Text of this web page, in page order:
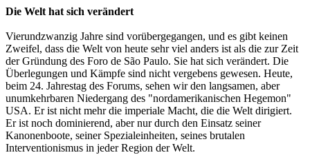
Die Welt hat sich verändert
Vierundzwanzig Jahre sind vorübergegangen, und es gibt keinen
Zweifel, dass die Welt von heute sehr viel anders ist als die zur Zeit
der Gründung des Foro de São Paulo. Sie hat sich verändert. Die
Überlegungen und Kämpfe sind nicht vergebens gewesen. Heute,
beim 24. Jahrestag des Forums, sehen wir den langsamen, aber
unumkehrbaren Niedergang des "nordamerikanischen Hegemon"
USA. Er ist nicht mehr die imperiale Macht, die die Welt dirigiert.
Er ist noch dominierend, aber nur durch den Einsatz seiner
Kanonenboote, seiner Spezialeinheiten, seines brutalen
Interventionismus in jeder Region der Welt.